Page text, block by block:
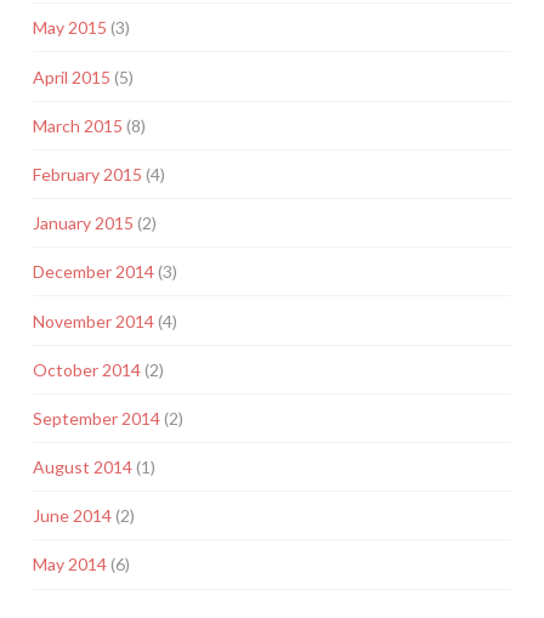
May 2015 (3)
April 2015 (5)
March 2015 (8)
February 2015 (4)
January 2015 (2)
December 2014(3)
November 2014(4)
October 2014(2)
September 2014(2)
August 2014(1)
June 2014(2)
May 2014(6)